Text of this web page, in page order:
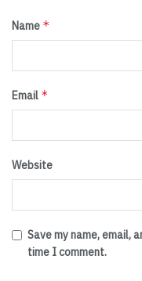
Name *
Email *
Website
Save my name, email,
time I comment.